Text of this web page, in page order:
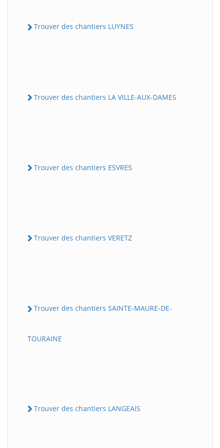
Trouver des chantiers LUYNES
Trouver des chantiers LA VILLE-AUX-DAMES
Trouver des chantiers ESVRES
Trouver des chantiers VERETZ
Trouver des chantiers SAINTE-MAURE-DE-
TOURAINE
Trouver des chantiers LANGEAIS